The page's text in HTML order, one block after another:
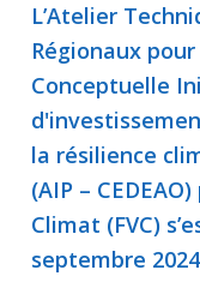
L’Atelier
Régionaux
Conceptuelle
la résilience
(AIP –
Climat (FVC)
septembre 2024